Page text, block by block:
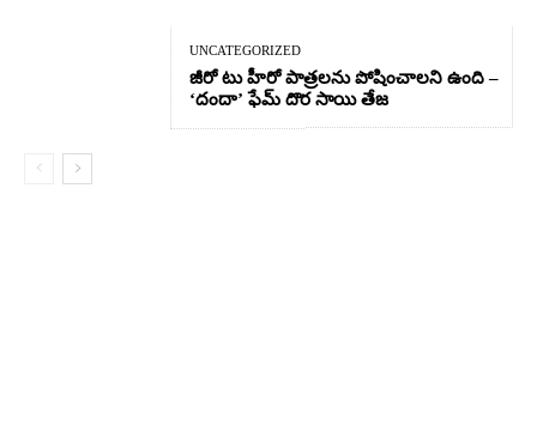
UNCATEGORIZED
జీరో టు హీరో పాత్రలను పోషించాలని ఉంది –
‘దందా’ ఫేమ్ దొర సాయి తేజ